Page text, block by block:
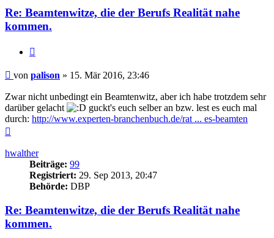
Re: Beamtenwitze, die der Berufs Realität nahe
kommen.
Beitrag
von palison » 15. Mär 2016, 23:46
Zwar nicht unbedingt ein Beamtenwitz, aber ich habe trotzdem sehr
darüber gelacht
guckt's euch selber an bzw. lest es euch mal
durch: http://www.experten-branchenbuch.de/rat ... es-beamten
hwalther
Beiträge: 99
Registriert: 29. Sep 2013, 20:47
Behörde: DBP
Re: Beamtenwitze, die der Berufs Realität nahe
kommen.